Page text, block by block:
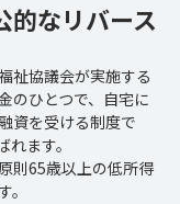
的なリバース
祉協議会が実施する
のひとつで、自宅に
資を受ける制度で
ます。
則65歳以上の低所得